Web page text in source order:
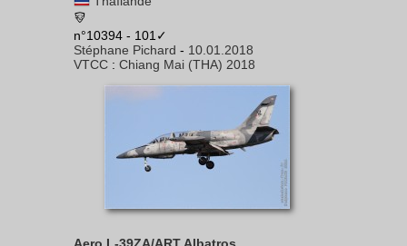
n°10394 - 101✓
Stéphane Pichard - 10.01.2018
VTCC : Chiang Mai (THA) 2018